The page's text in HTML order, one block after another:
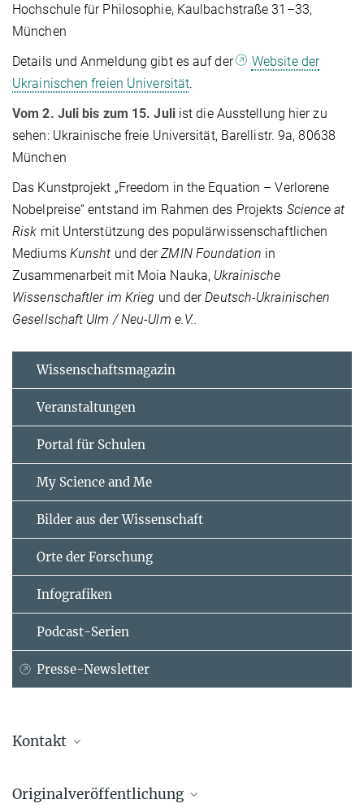
Hochschule für Philosophie, Kaulbachstraße 31–33,
München
Details und Anmeldung gibt es auf der
Website der
Ukrainischen freien Universität.
Vom 2. Juli bis zum 15. Juli ist die Ausstellung hier zu
sehen: Ukrainische freie Universität, Barellistr. 9a, 80638
München
Das Kunstprojekt „Freedom in the Equation – Verlorene
Nobelpreise“ entstand im Rahmen des Projekts Science at
Risk mit Unterstützung des populärwissenschaftlichen
Mediums Kunsht und derZMIN Foundation in
Zusammenarbeit mit Moia Nauka, Ukrainische
Wissenschaftler im Krieg und derDeutsch-Ukrainischen
Gesellschaft Ulm / Neu-Ulm e.V..
Wissenschaftsmagazin
Veranstaltungen
Portal für Schulen
My Science and Me
Bilder aus der Wissenschaft
Orte der Forschung
Infografiken
Podcast-Serien
Presse-Newsletter
Kontakt
Wissenschaftskommunikation, Presse
Originalveröffentlichung